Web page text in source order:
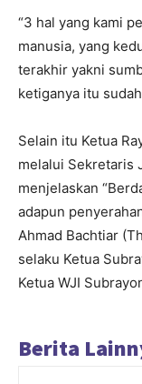
“3 hal yang kami
manusia, yang
terakhir yakni
ketiganya itu
Selain itu Ketua
melalui Sekretaris
menjelaskan
adapun
Ahmad Bachtiar
selaku Ketua
Ketua WJI
Berita